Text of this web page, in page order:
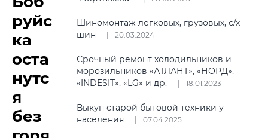
руйс
ка
оста
нутс
я
без
Шиномонтаж легковых, грузовых, с/х
шин
20.03.2024
Срочный ремонт холодильников и
морозильников «АТЛАНТ», «НОРД»,
«INDESIT», «LG» и др.
18.01.2023
Выкуп старой бытовой техники у
населения
07.04.2025